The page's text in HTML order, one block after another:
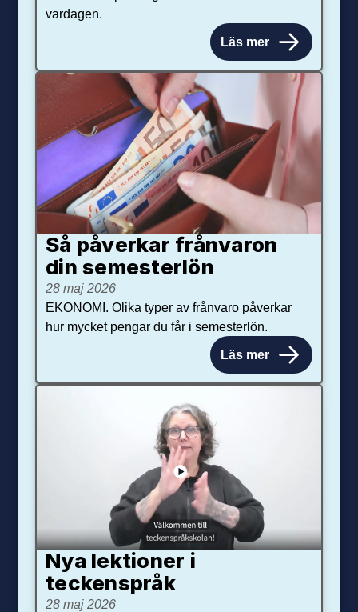
vardagen.
Läs mer
Så påverkar från­varon
din semester­lön
28 maj 2026
EKONOMI. Olika typer av frånvaro påverkar
hur mycket pengar du får i semesterlön.
Läs mer
Nya lektioner i
teckenspråk
28 maj 2026